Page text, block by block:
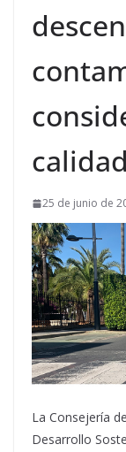
25 de junio de
La Consejería
Desarrollo